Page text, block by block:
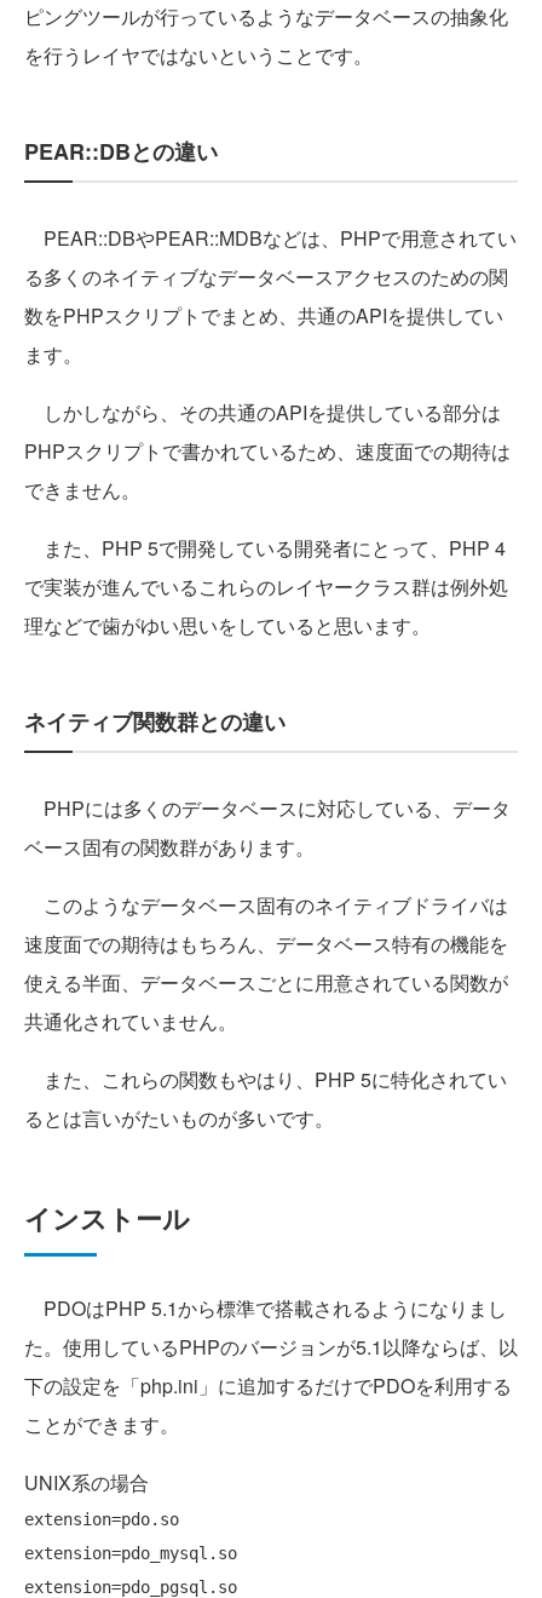
ピングツールが行っているようなデータベースの抽象化
を行うレイヤではないということです。
PEAR::DBとの違い
PEAR::DBやPEAR::MDBなどは、PHPで用意されてい
る多くのネイティブなデータベースアクセスのための関
数をPHPスクリプトでまとめ、共通のAPIを提供してい
ます。
しかしながら、その共通のAPIを提供している部分は
PHPスクリプトで書かれているため、速度面での期待は
できません。
また、PHP 5で開発している開発者にとって、PHP 4
で実装が進んでいるこれらのレイヤークラス群は例外処
理などで歯がゆい思いをしていると思います。
ネイティブ関数群との違い
PHPには多くのデータベースに対応している、データ
ベース固有の関数群があります。
このようなデータベース固有のネイティブドライバは
速度面での期待はもちろん、データベース特有の機能を
使える半面、データベースごとに用意されている関数が
共通化されていません。
また、これらの関数もやはり、PHP 5に特化されてい
るとは言いがたいものが多いです。
インストール
PDOはPHP 5.1から標準で搭載されるようになりまし
た。使用しているPHPのバージョンが5.1以降ならば、以
下の設定を「php.ini」に追加するだけでPDOを利用する
ことができます。
UNIX系の場合
extension=pdo.so
extension=pdo_mysql.so
extension=pdo_pgsql.so